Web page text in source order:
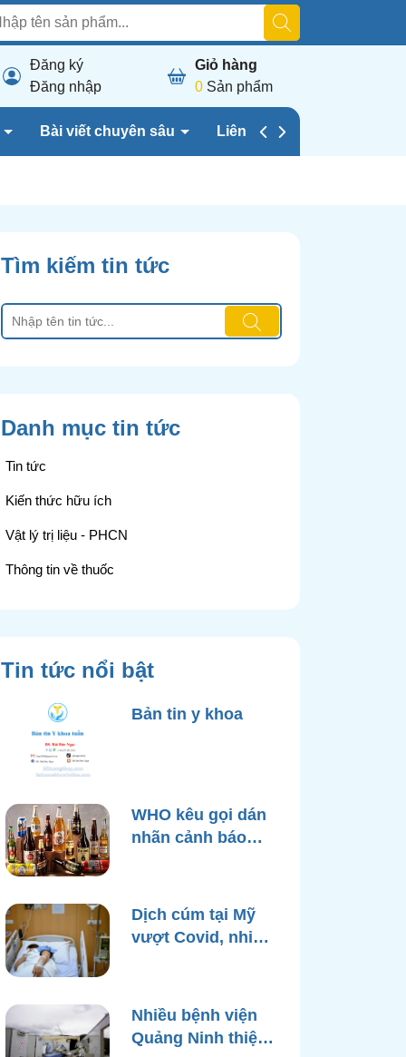
Đăng ký
Đăng nhập
Giỏ hàng
0 Sản phẩm
Bài viết chuyên sâu Liên hệ chúng tôi
Tìm kiếm tin tức
Danh mục tin tức
Tin tức
Kiến thức hữu ích
Vật lý trị liệu - PHCN
Thông tin về thuốc
Tin tức nổi bật
Bản tin y khoa
WHO kêu gọi dán
nhãn cảnh báo
Dịch cúm tại Mỹ
vượt Covid, nhiều
Nhiều bệnh viện
Quảng Ninh thiệt